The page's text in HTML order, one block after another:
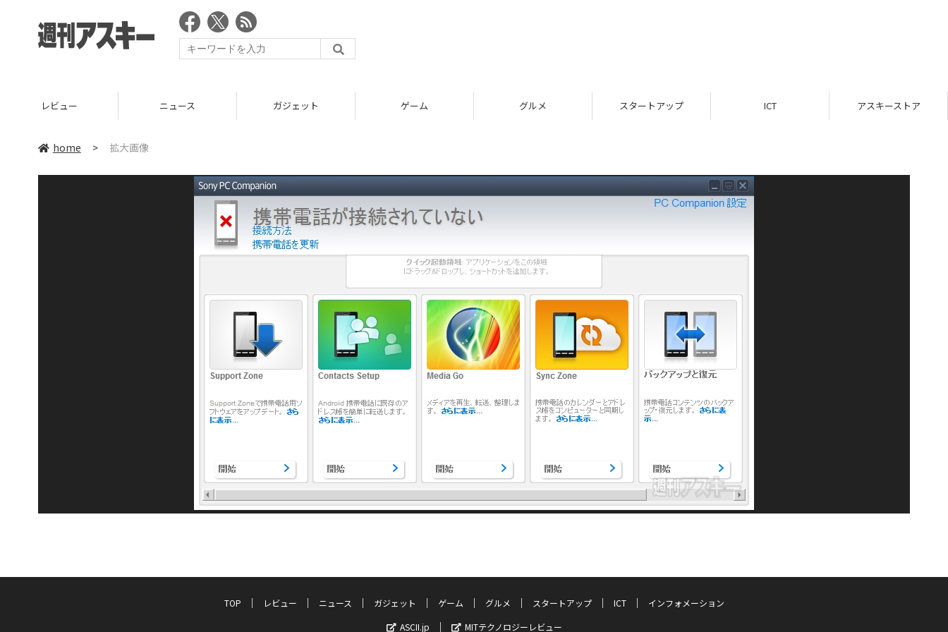
レビュー ニュース ガジェット ゲーム グルメ スタートアップ ICT アスキーストア
home > 拡大画像
TOP レビュー ニュース ガジェット ゲーム グルメ スタートアップ ICT
インフォメーション
ASCII.jp
MITテクノロジーレビュー